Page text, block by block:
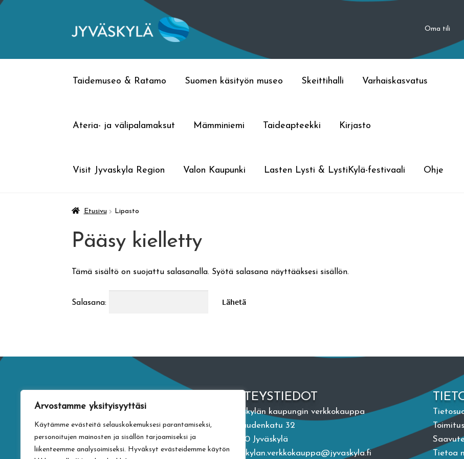
Arvostamme yksityisyyttäsi
Käytämme evästeitä selauskokemuksesi parantamiseksi,
personoitujen mainosten ja sisällön tarjoamiseksi ja
liikenteemme analysoimiseksi. Hyväksyt evästeidemme käytön
Siirry
Siirry
Oma tili
Taidemuseo & Ratamo Suomen käsityön museo Skeittihalli Varhaiskasvatus
Ateria- ja välipalamaksut Mämminiemi Taideapteekki Kirjasto
Visit Jyvaskyla Region Valon Kaupunki Lasten Lysti & LystiKylä-festivaali Ohje
Etusivu Lipasto
Pääsy kielletty
Tämä sisältö on suojattu salasanalla. Syötä salasana näyttääksesi sisällön.
Salasana:
YHTEYSTIEDOT
Jyväskylän kaupungin verkkokauppa
Vapaudenkatu 32
40100 Jyväskylä
jyvaskylan.verkkokauppa@jyvaskyla.fi
Tietoa